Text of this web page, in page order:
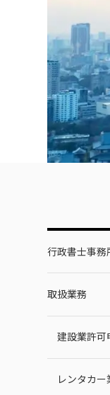
行政書士事
取扱業務
建設業許可
レンタカ